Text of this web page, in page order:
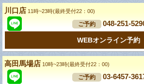
川口店 11時~23時(最終受付22：00)
ご予約 048-251-
WEBオンライン予約
高田馬場店 10時~23時(最終受付22：00)
ご予約 03-6457-